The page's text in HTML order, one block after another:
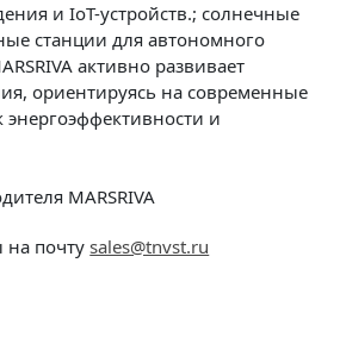
и IoT-устройств.; солнечные
станции для автономного
активно развивает
ориентируясь на современные
и
MARSRIVA
на почтуsales@tnvst.ru